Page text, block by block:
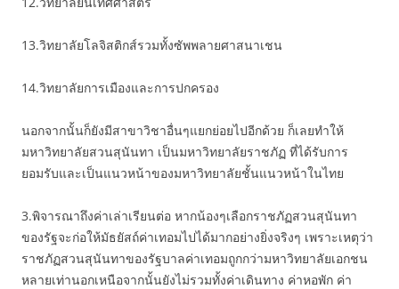
13.วิทยาลัยโลจิสติกส์รวมทั้งซัพพลายศาสนาเชน
14.วิทยาลัยการเมืองและการปกครอง
นอกจากนั้นก็ยังมีสาขาวิชาอื่นๆแยกย่อยไปอีกด้วย ก็เลยทำให้
มหาวิทยาลัยสวนสุนันทา เป็นมหาวิทยาลัยราชภัฏ ที่ได้รับการ
ยอมรับและเป็นแนวหน้าของมหาวิทยาลัยชั้นแนวหน้าในไทย
3.พิจารณาถึงค่าเล่าเรียนต่อ หากน้องๆเลือกราชภัฏสวนสุนันทา
ของรัฐจะก่อให้มัธยัสถ์ค่าเทอมไปได้มากอย่างยิ่งจริงๆ เพราะเหตุว่า
ราชภัฏสวนสุนันทาของรัฐบาลค่าเทอมถูกกว่ามหาวิทยาลัยเอกชน
หลายเท่านอกเหนือจากนั้นยังไม่รวมทั้งค่าเดินทาง ค่าหอพัก ค่า